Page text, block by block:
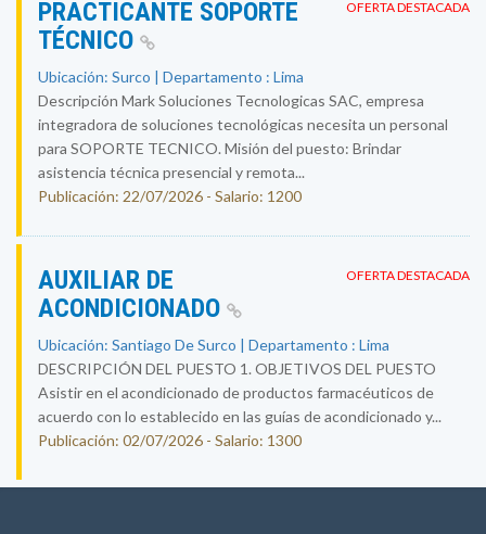
OFERTA DESTACADA
PRACTICANTE SOPORTE
TÉCNICO
Ubicación: Surco | Departamento : Lima
Descripción Mark Soluciones Tecnologicas SAC, empresa
integradora de soluciones tecnológicas necesita un personal
para SOPORTE TECNICO. Misión del puesto: Brindar
asistencia técnica presencial y remota...
Publicación: 22/07/2026 - Salario: 1200
OFERTA DESTACADA
AUXILIAR DE
ACONDICIONADO
Ubicación: Santiago De Surco | Departamento : Lima
DESCRIPCIÓN DEL PUESTO 1. OBJETIVOS DEL PUESTO
Asistir en el acondicionado de productos farmacéuticos de
acuerdo con lo establecido en las guías de acondicionado y...
Publicación: 02/07/2026 - Salario: 1300